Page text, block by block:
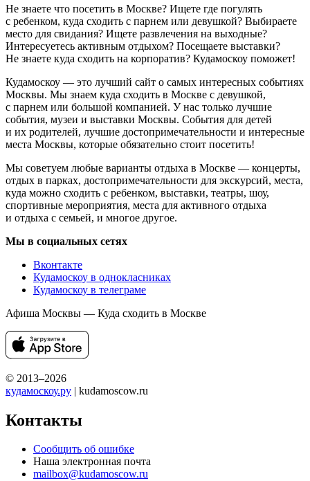
Не знаете что посетить в Москве? Ищете где погулять
с ребенком, куда сходить с парнем или девушкой? Выбираете
место для свидания? Ищете развлечения на выходные?
Интересуетесь активным отдыхом? Посещаете выставки?
Не знаете куда сходить на корпоратив? Кудамоскоу поможет!
Кудамоскоу — это лучший сайт о самых интересных событиях
Москвы. Мы знаем куда сходить в Москве с девушкой,
с парнем или большой компанией. У нас только лучшие
события, музеи и выставки Москвы. События для детей
и их родителей, лучшие достопримечательности и интересные
места Москвы, которые обязательно стоит посетить!
Мы советуем любые варианты отдыха в Москве — концерты,
отдых в парках, достопримечательности для экскурсий, места,
куда можно сходить с ребенком, выставки, театры, шоу,
спортивные мероприятия, места для активного отдыха
и отдыха с семьей, и многое другое.
Мы в социальных сетях
Вконтакте
Кудамоскоу в однокласниках
Кудамоскоу в телеграме
Афиша Москвы — Куда сходить в Москве
© 2013–2026
кудамоскоу.ру | kudamoscow.ru
Контакты
Сообщить об ошибке
Наша электронная почта
mailbox@kudamoscow.ru